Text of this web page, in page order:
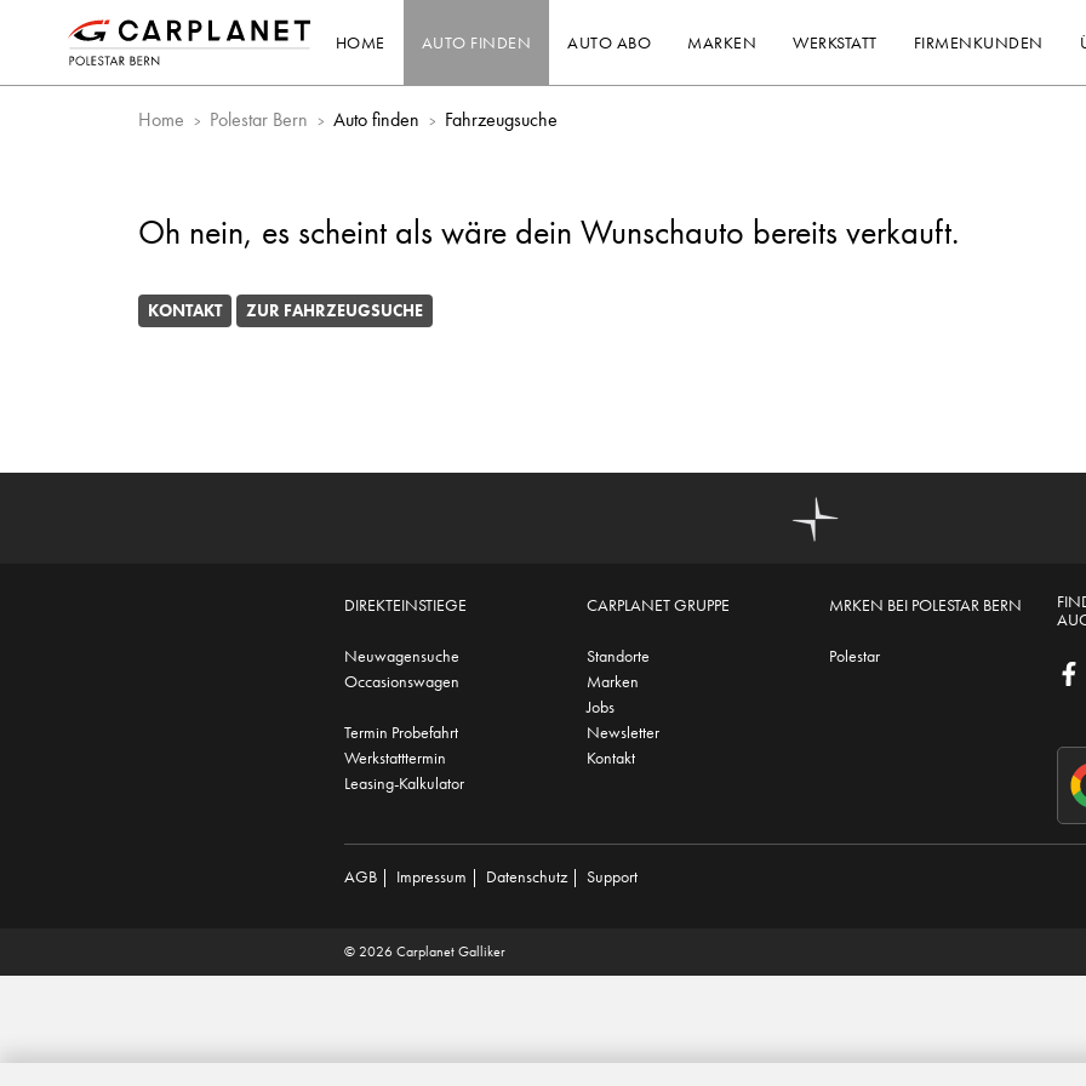
HOME AUTO FINDEN AUTO ABO MARKEN WERKSTATT FIRMENKUNDEN
Home Polestar Bern Auto finden Fahrzeugsuche
Oh nein, es scheint als wäre dein Wunschauto bereits verkauft.
KONTAKT ZUR FAHRZEUGSUCHE
DIREKTEINSTIEGE
Neuwagensuche
Occasionswagen
Termin Probefahrt
Werkstatttermin
Leasing-Kalkulator
CARPLANET GRUPPE
Standorte
Marken
Jobs
Newsletter
Kontakt
MRKEN BEI POLESTAR BERN
Polestar
AGB | Impressum | Datenschutz| Support
© 2026 Carplanet Galliker